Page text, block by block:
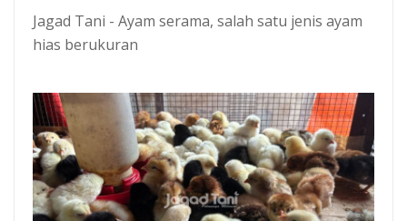
Jagad Tani - Ayam serama, salah satu jenis ayam
hias berukuran